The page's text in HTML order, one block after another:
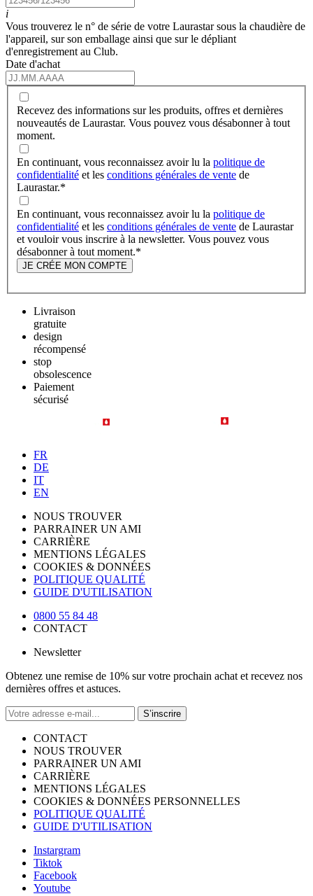
i
Vous trouverez le n° de série de votre Laurastar sous la chaudière de
l'appareil, sur son emballage ainsi que sur le dépliant
d'enregistrement au Club.
Date d'achat
Recevez des informations sur les produits, offres et dernières
nouveautés de Laurastar. Vous pouvez vous désabonner à tout
moment.
En continuant, vous reconnaissez avoir lu la politique de
confidentialité et les conditions générales de vente de
Laurastar.*
En continuant, vous reconnaissez avoir lu la politique de
confidentialité et les conditions générales de vente de Laurastar
et vouloir vous inscrire à la newsletter. Vous pouvez vous
désabonner à tout moment.*
JE CRÉE MON COMPTE
Livraison
gratuite
design
récompensé
stop
obsolescence
Paiement
sécurisé
FR
DE
IT
EN
NOUS TROUVER
PARRAINER UN AMI
CARRIÈRE
MENTIONS LÉGALES
COOKIES & DONNÉES
POLITIQUE QUALITÉ
GUIDE D'UTILISATION
0800 55 84 48
CONTACT
Newsletter
Obtenez une remise de 10% sur votre prochain achat et recevez nos
dernières offres et astuces.
S’inscrire
CONTACT
NOUS TROUVER
PARRAINER UN AMI
CARRIÈRE
MENTIONS LÉGALES
COOKIES & DONNÉES PERSONNELLES
POLITIQUE QUALITÉ
GUIDE D'UTILISATION
Instargram
Tiktok
Facebook
Youtube